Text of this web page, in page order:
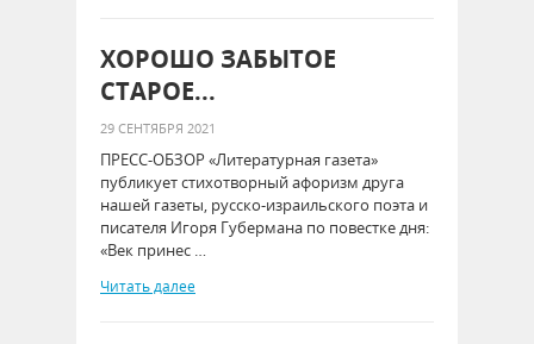
ХОРОШО ЗАБЫТОЕ
СТАРОЕ...
29 СЕНТЯБРЯ 2021
ПРЕСС-ОБЗОР «Литературная газета»
публикует стихотворный афоризм друга
нашей газеты, русско-израильского поэта и
писателя Игоря Губермана по повестке дня:
«Век принес …
Читать далее